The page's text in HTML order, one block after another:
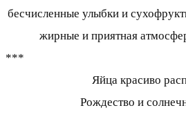
бесчисленные улыбки и
жирные и приятная
***
Яйца красиво
Рождество и